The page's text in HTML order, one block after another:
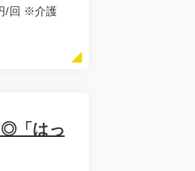
/回 ※介護
◎「はっ